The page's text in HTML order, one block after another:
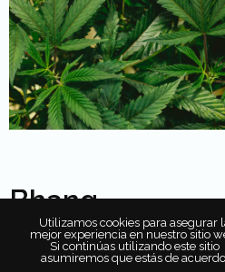
Bhang
En la India, elBhanges una
Utilizamos cookies para asegurar
mejor experiencia en nuestro sitio
Si continúas utilizando este sitio
asumiremos que estás de